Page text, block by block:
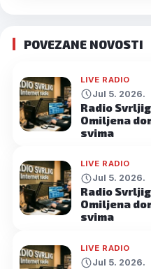
POVEZANE NOVOSTI
LIVE RADIO
Jul 5. 2026.
Radio
Omiljena
svima
LIVE RADIO
Jul 5. 2026.
Radio
Omiljena
svima
LIVE RADIO
Jul 5. 2026.